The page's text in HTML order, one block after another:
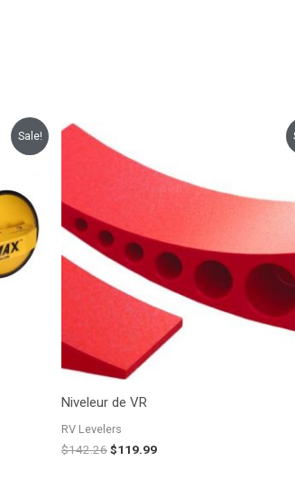
Sale!
Niveleur de VR
RV Levelers
$142.26
prix
initial
$119.99
est :
$119.99.